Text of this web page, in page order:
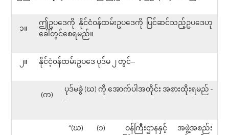
၁။
ဤဥပဒေကို နိုင်ငံဝန်ထမ်းဥပဒေကို ပြင်ဆင်သည့်ဥပဒေဟု
ခေါ်တွင်စေရမည်။
၂။ နိုင်ငံ့၀န်ထမ်းဥပဒေ ပုဒ်မ ၂ တွင်--
(က)
ပုဒ်မခွဲ (ဃ) ကို အောက်ပါအတိုင်း အစားထိုးရမည် -
-
“(ဃ) (၁)
ဝန်ကြီးဌာနနှင့် အဖွဲ့အစည်း